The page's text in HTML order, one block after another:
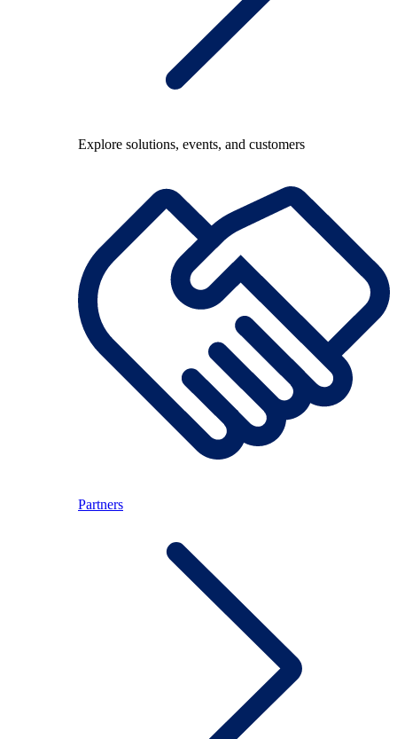
Explore solutions, events, and customers
Partners